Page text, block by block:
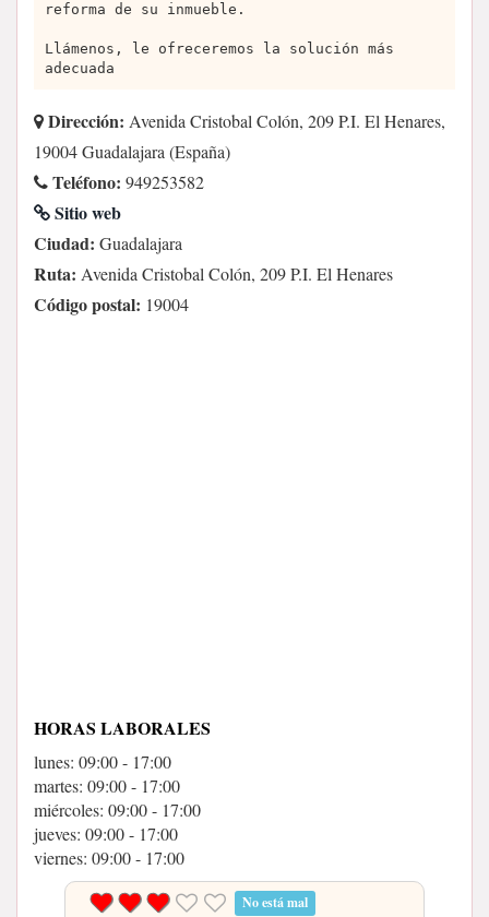
reforma de su inmueble.
Llámenos, le ofreceremos la solución más
adecuada
Dirección: Avenida Cristobal Colón, 209 P.I. El Henares,
19004 Guadalajara (España)
Teléfono: 949253582
Sitio web
Ciudad: Guadalajara
Ruta: Avenida Cristobal Colón, 209 P.I. El Henares
Código postal: 19004
HORAS LABORALES
lunes: 09:00 - 17:00
martes: 09:00 - 17:00
miércoles: 09:00 - 17:00
jueves: 09:00 - 17:00
viernes: 09:00 - 17:00
No está mal